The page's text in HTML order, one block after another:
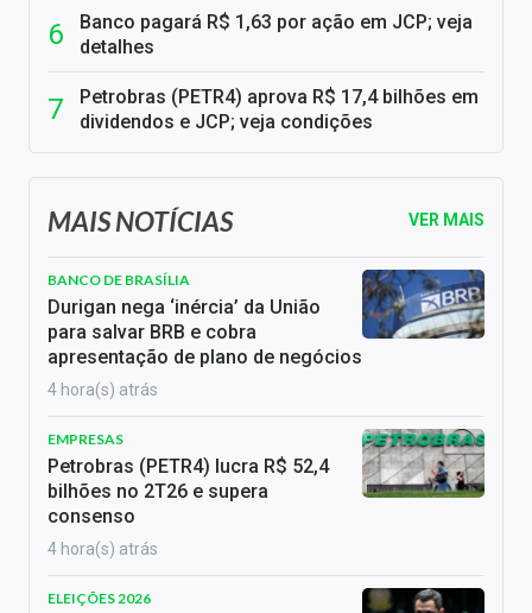
Banco pagará R$ 1,63 por ação em JCP; veja
detalhes
Petrobras (PETR4) aprova R$ 17,4 bilhões em
dividendos e JCP; veja condições
MAIS NOTÍCIAS VER MAIS
BANCO DE BRASÍLIA
Durigan nega ‘inércia’ da União
para salvar BRB e cobra
apresentação de plano de negócios
4 hora(s) atrás
EMPRESAS
Petrobras (PETR4) lucra R$ 52,4
bilhões no 2T26 e supera
consenso
4 hora(s) atrás
ELEIÇÕES 2026